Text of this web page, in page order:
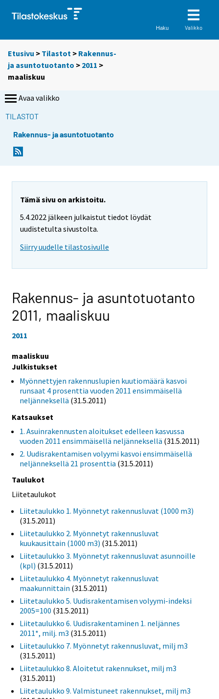
Haku Valikko
Etusivu > Tilastot > Rakennus-
ja asuntotuotanto > 2011 >
maaliskuu
Avaa valikko
TILASTOT
Rakennus- ja asuntotuotanto
Tämä sivu on arkistoitu.
5.4.2022 jälkeen julkaistut tiedot löydät
uudistetulta sivustolta.
Siirry uudelle tilastosivulle
Rakennus- ja asuntotuotanto
2011, maaliskuu
2011
maaliskuu
Julkistukset
Myönnettyjen rakennuslupien kuutiomäärä kasvoi
runsaat 4 prosenttia vuoden 2011 ensimmäisellä
neljänneksellä (31.5.2011)
Katsaukset
1. Asuinrakennusten aloitukset edelleen kasvussa
vuoden 2011 ensimmäisellä neljänneksellä (31.5.2011)
2. Uudisrakentamisen volyymi kasvoi ensimmäisellä
neljänneksellä 21 prosenttia (31.5.2011)
Taulukot
Liitetaulukot
Liitetaulukko 1. Myönnetyt rakennusluvat (1000 m3)
(31.5.2011)
Liitetaulukko 2. Myönnetyt rakennusluvat
kuukausittain (1000 m3) (31.5.2011)
Liitetaulukko 3. Myönnetyt rakennusluvat asunnoille
(kpl) (31.5.2011)
Liitetaulukko 4. Myönnetyt rakennusluvat
maakunnittain (31.5.2011)
Liitetaulukko 5. Uudisrakentamisen volyymi-indeksi
2005=100 (31.5.2011)
Liitetaulukko 6. Uudisrakentaminen 1. neljännes
2011*, milj. m3 (31.5.2011)
Liitetaulukko 7. Myönnetyt rakennusluvat, milj m3
(31.5.2011)
Liitetaulukko 8. Aloitetut rakennukset, milj m3
(31.5.2011)
Liitetaulukko 9. Valmistuneet rakennukset, milj m3